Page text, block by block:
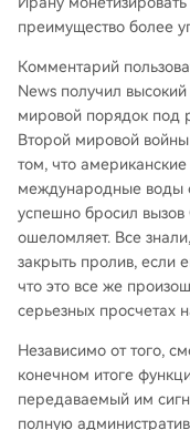
преимущество более
Комментарий
News получил
мировой порядок под
Второй мировой
том, что
международные воды
успешно бросил
ошеломляет. Все
закрыть пролив, если
что это все же
серьезных просчетах
Независимо от того,
конечном итоге
передаваемый им
полную